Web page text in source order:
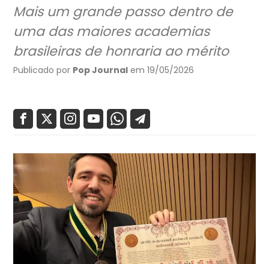
Mais um grande passo dentro de
uma das maiores academias
brasileiras de honraria ao mérito
Publicado por Pop Journal em 19/05/2026